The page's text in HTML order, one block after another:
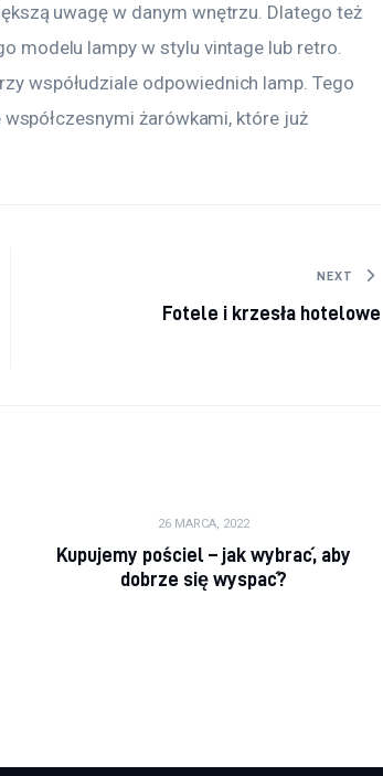
uwagę w danym wnętrzu. Dlatego też
modelu lampy w stylu vintage lub retro.
współudziale odpowiednich lamp. Tego
żarówkami, które już
NEXT
Fotele i krzesła hotelowe
26 MARCA, 2022
Kupujemy pościel – jak wybrać, aby
dobrze się wyspać?